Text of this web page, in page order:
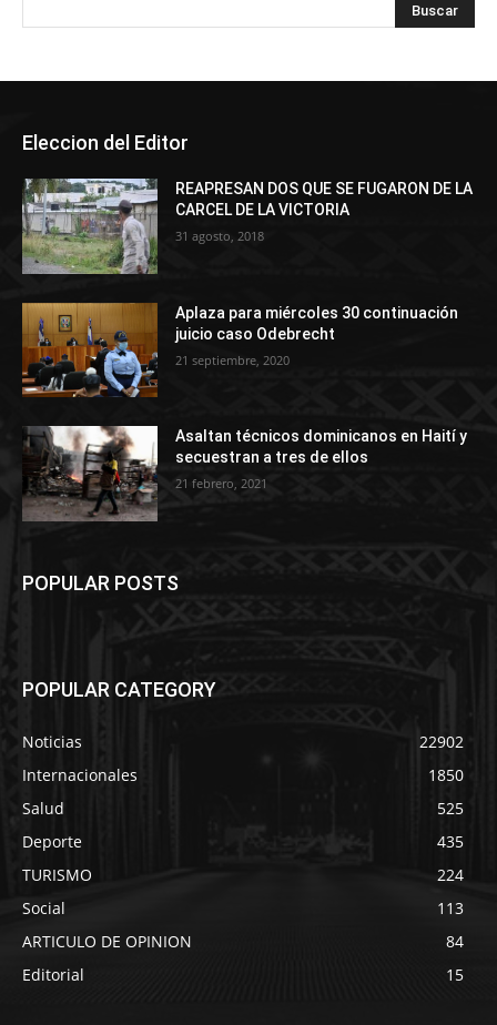
Eleccion del Editor
REAPRESAN DOS QUE SE FUGARON DE LA
CARCEL DE LA VICTORIA
31 agosto, 2018
Aplaza para miércoles 30 continuación
juicio caso Odebrecht
21 septiembre, 2020
Asaltan técnicos dominicanos en Haití y
secuestran a tres de ellos
21 febrero, 2021
POPULAR POSTS
POPULAR CATEGORY
Noticias
22902
Internacionales
1850
Salud
525
Deporte
435
TURISMO
224
Social
113
ARTICULO DE OPINION
84
Editorial
15